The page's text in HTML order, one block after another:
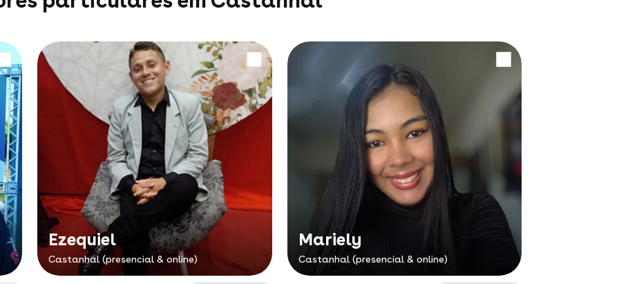
Ezequiel
Castanhal (presencial & online)
Mariely
Castanhal (presencial & online)